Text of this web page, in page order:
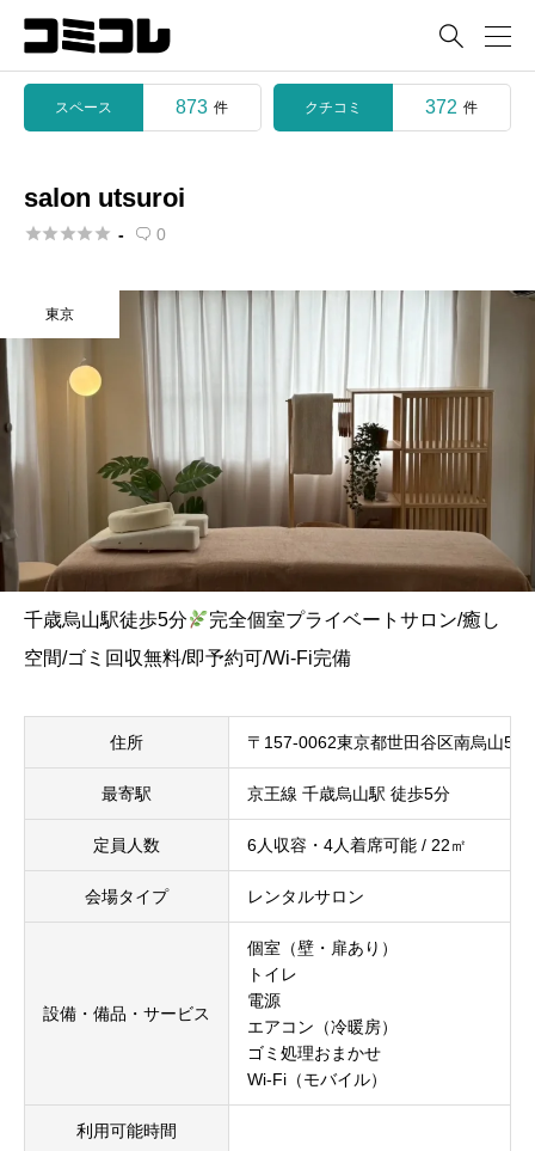

スペース 873 件 クチコミ 372 件
salon utsuroi
 -  0
東京
千歳烏山駅徒歩5分
完全個室プライベートサロン/癒し
空間/ゴミ回収無料/即予約可/Wi-Fi完備
住所 〒157-0062東京都世田谷区南烏山5
最寄駅 京王線 千歳烏山駅 徒歩5分
定員人数 6人収容・4人着席可能 / 22㎡
会場タイプ レンタルサロン
設備・備品・サービス
個室（壁・扉あり）
トイレ
電源
エアコン（冷暖房）
ゴミ処理おまかせ
Wi-Fi（モバイル）
利用可能時間